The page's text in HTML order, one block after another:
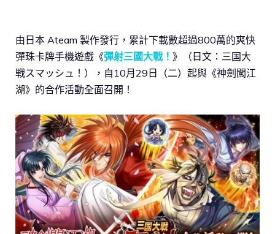
由日本 Ateam 製作發行，累計下載數超過800萬的爽快
彈珠卡牌手機遊戲《彈射三國大戰！ 》（日文：三国大
戦スマッシュ！），自10月29日（二）起與《神劍闖江
湖》的合作活動全面召開！